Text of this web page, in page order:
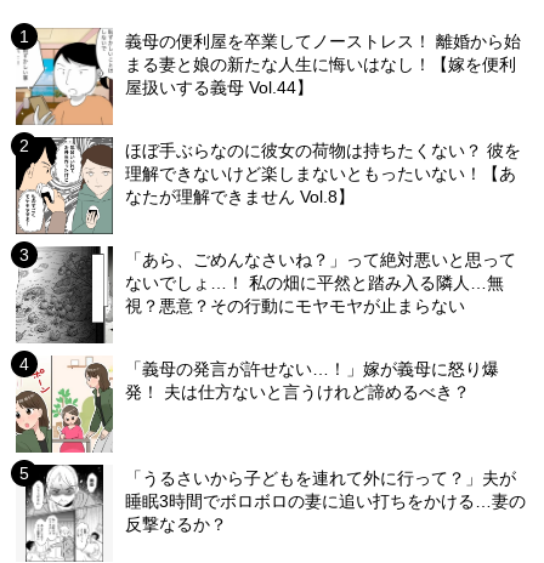
義母の便利屋を卒業してノーストレス！ 離婚から始
まる妻と娘の新たな人生に悔いはなし！【嫁を便利
屋扱いする義母 Vol.44】
ほぼ手ぶらなのに彼女の荷物は持ちたくない？ 彼を
理解できないけど楽しまないともったいない！【あ
なたが理解できません Vol.8】
「あら、ごめんなさいね？」って絶対悪いと思って
ないでしょ…！ 私の畑に平然と踏み入る隣人…無
視？悪意？その行動にモヤモヤが止まらない
「義母の発言が許せない…！」嫁が義母に怒り爆
発！ 夫は仕方ないと言うけれど諦めるべき？
「うるさいから子どもを連れて外に行って？」夫が
睡眠3時間でボロボロの妻に追い打ちをかける…妻の
反撃なるか？